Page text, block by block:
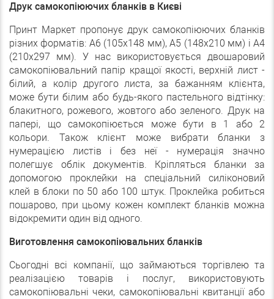
Друк самокопіюючих бланків в Києві
Принт Маркет пропонує друк самокопіюючих бланків
різних форматів: А6 (105х148 мм), А5 (148х210 мм) і А4
(210х297 мм). У нас використовується двошаровий
самокопіювальний папір кращої якості, верхній лист -
білий, а колір другого листа, за бажанням клієнта,
може бути білим або будь-якого пастельного відтінку:
блакитного, рожевого, жовтого або зеленого. Друк на
папері, що самокопіюється може бути в 1 або 2
кольори. Також клієнт може вибрати бланки з
нумерацією листів і без неї - нумерація значно
полегшує облік документів. Кріпляться бланки за
допомогою проклейки на спеціальний силіконовий
клей в блоки по 50 або 100 штук. Проклейка робиться
пошарово, при цьому кожен комплект бланків можна
відокремити один від одного.
Виготовлення самокопіювальних бланків
Сьогодні всі компанії, що займаються торгівлею та
реалізацією товарів і послуг, використовують
самокопіювальні чеки, самокопіювальні квитанції або